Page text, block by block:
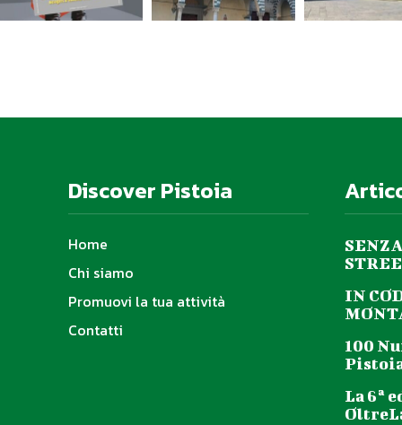
Il gioco del nulla regia Elisa
Fred Wesley (trombone, voce)
Discover Pistoia
Home
Chi siamo
Promuovi la tua attività
Contatti
IN
100
La 6ª